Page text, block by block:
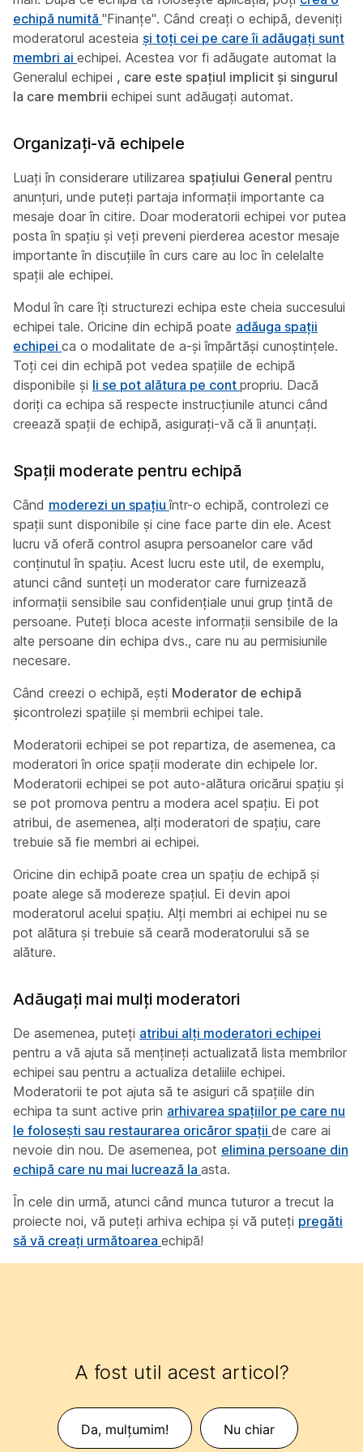
echipă numită "Finanțe". Când creați o echipă, deveniți
moderatorul acesteia și toți cei pe care îi adăugați sunt
membri ai echipei. Acestea vor fi adăugate automat la
Generalul echipei , care este spațiul implicit și singurul
la care membrii echipei sunt adăugați automat.
Organizați-vă echipele
Luați în considerare utilizarea spațiului General pentru
anunțuri, unde puteți partaja informații importante ca
mesaje doar în citire. Doar moderatorii echipei vor putea
posta în spațiu și veți preveni pierderea acestor mesaje
importante în discuțiile în curs care au loc în celelalte
spații ale echipei.
Modul în care îți structurezi echipa este cheia succesului
echipei tale. Oricine din echipă poate adăuga spații
echipei ca o modalitate de a-și împărtăși cunoștințele.
Toți cei din echipă pot vedea spațiile de echipă
disponibile și li se pot alătura pe cont propriu. Dacă
doriți ca echipa să respecte instrucțiunile atunci când
creează spații de echipă, asigurați-vă că îi anunțați.
Spații moderate pentru echipă
Când moderezi un spațiuîntr-o echipă, controlezi ce
spații sunt disponibile și cine face parte din ele. Acest
lucru vă oferă control asupra persoanelor care văd
conținutul în spațiu. Acest lucru este util, de exemplu,
atunci când sunteți un moderator care furnizează
informații sensibile sau confidențiale unui grup țintă de
persoane. Puteți bloca aceste informații sensibile de la
alte persoane din echipa dvs., care nu au permisiunile
necesare.
Când creezi o echipă, ești Moderator de echipă
șicontrolezi spațiile și membrii echipei tale.
Moderatorii echipei se pot repartiza, de asemenea, ca
moderatori în orice spații moderate din echipele lor.
Moderatorii echipei se pot auto-alătura oricărui spațiu și
se pot promova pentru a modera acel spațiu. Ei pot
atribui, de asemenea, alți moderatori de spațiu, care
trebuie să fie membri ai echipei.
Oricine din echipă poate crea un spațiu de echipă și
poate alege să modereze spațiul. Ei devin apoi
moderatorul acelui spațiu. Alți membri ai echipei nu se
pot alătura și trebuie să ceară moderatorului să se
alăture.
Adăugați mai mulți moderatori
De asemenea, puteți atribui alți moderatori echipei
pentru a vă ajuta să mențineți actualizată lista membrilor
echipei sau pentru a actualiza detaliile echipei.
Moderatorii te pot ajuta să te asiguri că spațiile din
echipa ta sunt active prin arhivarea spațiilor pe care nu
le folosești sau restaurarea oricăror spații de care ai
nevoie din nou. De asemenea, pot elimina persoane din
echipă care nu mai lucrează la asta.
În cele din urmă, atunci când munca tuturor a trecut la
proiecte noi, vă puteți arhiva echipa și vă puteți pregăti
să vă creați următoarea echipă!
A fost util acest articol?
Da, mulțumim! Nu chiar